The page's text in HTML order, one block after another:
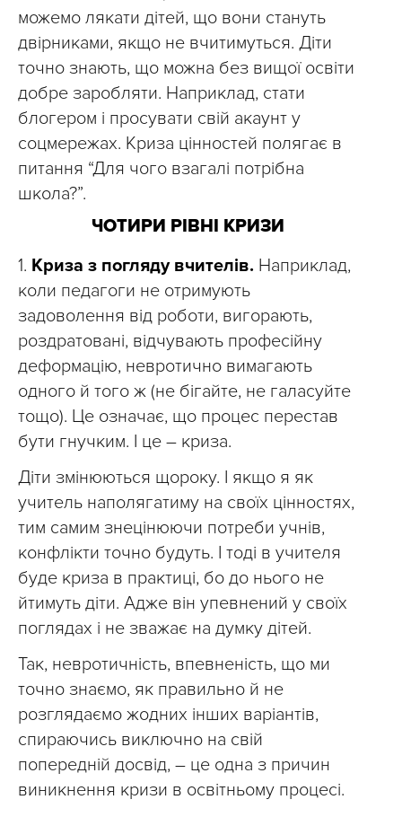
можемо лякати дітей, що вони стануть
двірниками, якщо не вчитимуться. Діти
точно знають, що можна без вищої освіти
добре заробляти. Наприклад, стати
блогером і просувати свій акаунт у
соцмережах. Криза цінностей полягає в
питання “Для чого взагалі потрібна
школа?”.
ЧОТИРИ РІВНІ КРИЗИ
1. Криза з погляду вчителів. Наприклад,
коли педагоги не отримують
задоволення від роботи, вигорають,
роздратовані, відчувають професійну
деформацію, невротично вимагають
одного й того ж (не бігайте, не галасуйте
тощо). Це означає, що процес перестав
бути гнучким. І це – криза.
Діти змінюються щороку. І якщо я як
учитель наполягатиму на своїх цінностях,
тим самим знецінюючи потреби учнів,
конфлікти точно будуть. І тоді в учителя
буде криза в практиці, бо до нього не
йтимуть діти. Адже він упевнений у своїх
поглядах і не зважає на думку дітей.
Так, невротичність, впевненість, що ми
точно знаємо, як правильно й не
розглядаємо жодних інших варіантів,
спираючись виключно на свій
попередній досвід, – це одна з причин
виникнення кризи в освітньому процесі.